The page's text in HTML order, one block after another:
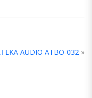
AUDIO ATBO-032 »